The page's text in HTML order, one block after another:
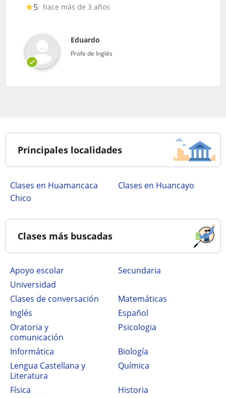
5 hace más de 3 años
Eduardo
Profe de Inglés
Principales localidades
Clases en Huamancaca
Chico
Clases en Huancayo
Clases más buscadas
Apoyo escolar
secundaria
Universidad
Clases de conversación
Matemáticas
Inglés
Español
Oratoria y
comunicación
Psicologia
Informática
Biología
Lengua Castellana y
Literatura
Química
Física
Historia